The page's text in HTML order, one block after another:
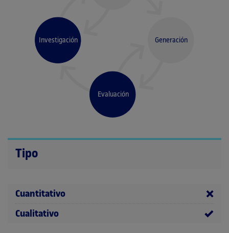
Investigación Generación
Evaluación
Tipo
Cuantitativo
Cualitativo